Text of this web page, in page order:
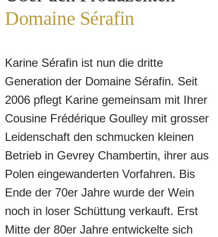
abgefüllt zu verkaufen. Als Bauern, die
Karines Grossvater und Vater die
Qualität der Lagen zu erkennen und so,
immer wenn sich Gelegenheit dazu bot,
die Filetstücke zu erwerben. Das
Preis-/Genussverhältnis dieses Gevrey-
Chambertin ist fast unschlagbar. Der
ausgeprägte Pinot-Noir-Charakter zeugt
mit Brillanz und Dynamik vom Adel
dieser Traubensorte.
Domaine Sérafin
Karine Sérafin ist nun die dritte
Generation der Domaine Sérafin. Seit
2006 pflegt Karine gemeinsam mit Ihrer
Cousine Frédérique Goulley mit grosser
Leidenschaft den schmucken kleinen
Betrieb in Gevrey Chambertin, ihrer aus
Polen eingewanderten Vorfahren. Bis
Ende der 70er Jahre wurde der Wein
noch in loser Schüttung verkauft. Erst
Mitte der 80er Jahre entwickelte sich